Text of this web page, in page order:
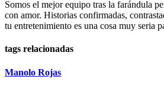
Somos el mejor equipo tras la farándula
con amor. Historias confirmadas,
tu entretenimiento es una cosa muy seria
tags relacionadas
Manolo Rojas